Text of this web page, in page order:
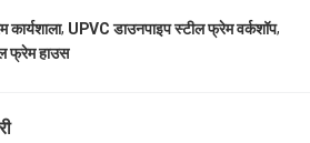
कार्यशाला, UPVC डाउनपाइप स्टील फ्रेम वर्कशॉप,
फ्रेम हाउस